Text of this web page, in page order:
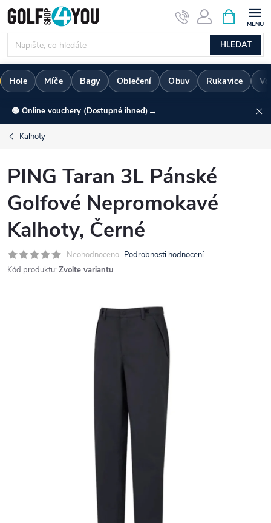
Přejít
na
obsah
HLEDAT
NÁKUPNÍ
KOŠÍK
Hole Míče Bagy Oblečení Obuv Rukavice
🟢 Online vouchery (Dostupné ihned) →
Kalhoty
PING Taran 3L Pánské
Golfové Nepromokavé
Kalhoty, Černé
Neohodnoceno Podrobnosti hodnocení
Kód produktu: Zvolte variantu